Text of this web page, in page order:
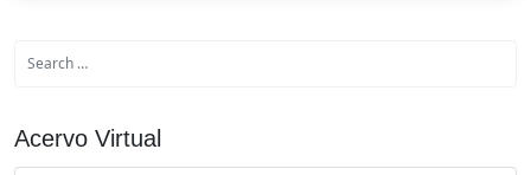
Acervo Virtual